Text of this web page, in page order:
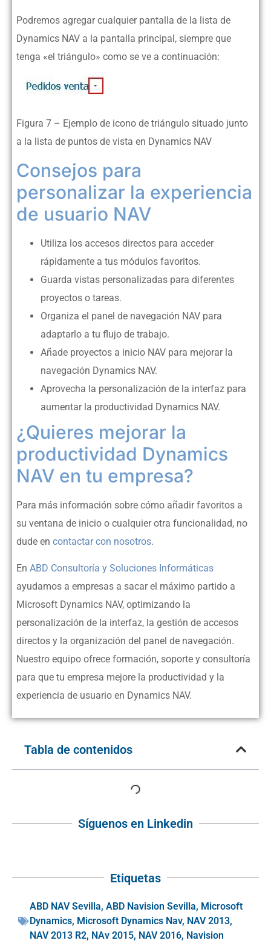
Podremos agregar cualquier pantalla de la lista de
Dynamics NAV a la pantalla principal, siempre que
tenga «el triángulo» como se ve a continuación:
Figura 7 – Ejemplo de icono de triángulo situado junto
a la lista de puntos de vista en Dynamics NAV
Consejos para
personalizar la experiencia
de usuario NAV
Utiliza los accesos directos para acceder
rápidamente a tus módulos favoritos.
Guarda vistas personalizadas para diferentes
proyectos o tareas.
Organiza el panel de navegación NAV para
adaptarlo a tu flujo de trabajo.
Añade proyectos a inicio NAV para mejorar la
navegación Dynamics NAV.
Aprovecha la personalización de la interfaz para
aumentar la productividad Dynamics NAV.
¿Quieres mejorar la
productividad Dynamics
NAV en tu empresa?
Para más información sobre cómo añadir favoritos a
su ventana de inicio o cualquier otra funcionalidad, no
dude en contactar con nosotros.
En ABD Consultoría y Soluciones Informáticas
ayudamos a empresas a sacar el máximo partido a
Microsoft Dynamics NAV, optimizando la
personalización de la interfaz, la gestión de accesos
directos y la organización del panel de navegación.
Nuestro equipo ofrece formación, soporte y consultoría
para que tu empresa mejore la productividad y la
experiencia de usuario en Dynamics NAV.
Tabla de contenidos
Síguenos en Linkedin
Etiquetas
ABD NAV Sevilla, ABD Navision Sevilla, Microsoft
Dynamics, Microsoft Dynamics Nav, NAV 2013,
NAV 2013 R2, NAv 2015, NAV 2016, Navision